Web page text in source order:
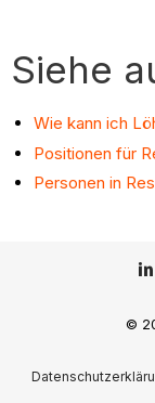
Siehe
Wie kann ich
Positionen für
Personen in
©